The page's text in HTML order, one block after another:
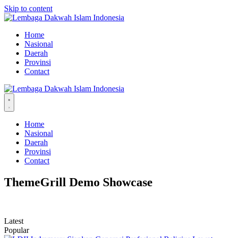
Skip to content
Home
Nasional
Daerah
Provinsi
Contact
Home
Nasional
Daerah
Provinsi
Contact
ThemeGrill Demo Showcase
Latest
Popular